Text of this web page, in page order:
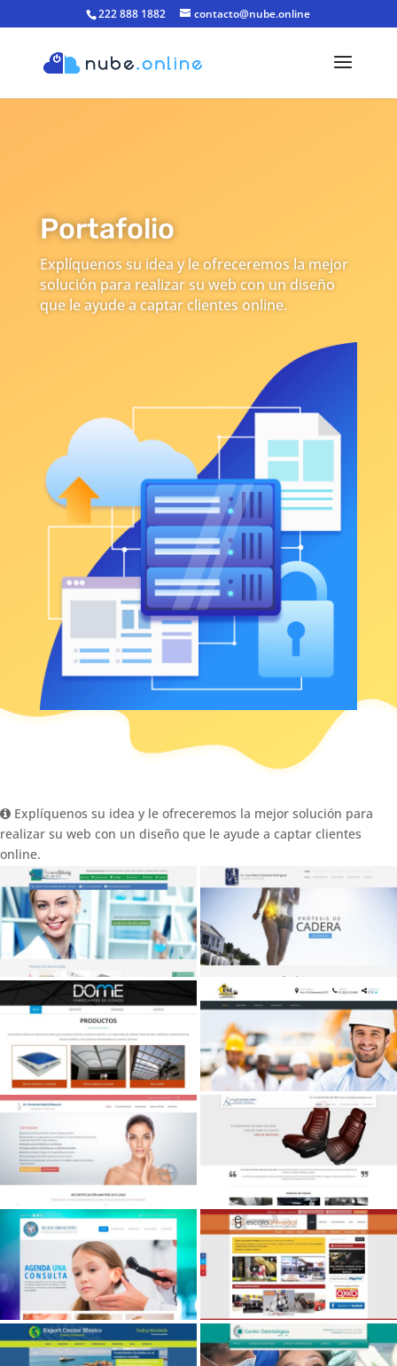
222 888 1882 contacto@nube.online
Portafolio
Explíquenos su idea y le ofreceremos la mejor
solución para realizar su web con un diseño
que le ayude a captar clientes online.
Explíquenos su idea y le ofreceremos la mejor solución para
realizar su web con un diseño que le ayude a captar clientes
online.